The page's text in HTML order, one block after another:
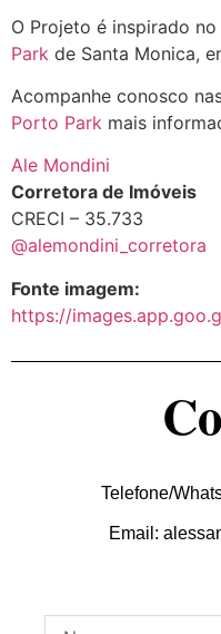
O Projeto é inspirado
Park de Santa Monica,
Acompanhe conosco
Porto Park mais
Ale Mondini
Corretora de Imóveis
CRECI – 35.733
@alemondini_corretora
Fonte imagem:
https://
Telefone/
Email: